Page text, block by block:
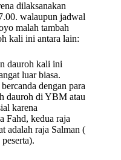
dilaksanakan
walaupun jadwal
malah tambah
kali ini antara lain:
dauroh kali ini
luar biasa.
dengan para
dauroh di YBM atau
karena
Fahd, kedua raja
adalah raja Salman (